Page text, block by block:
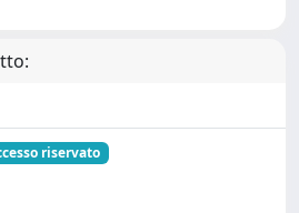
riservato